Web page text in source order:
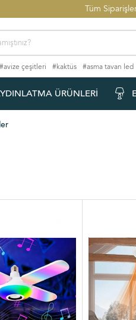
Tüm
#avize çeşitleri #kaktüs #asma tavan led
ÜRÜNLERI